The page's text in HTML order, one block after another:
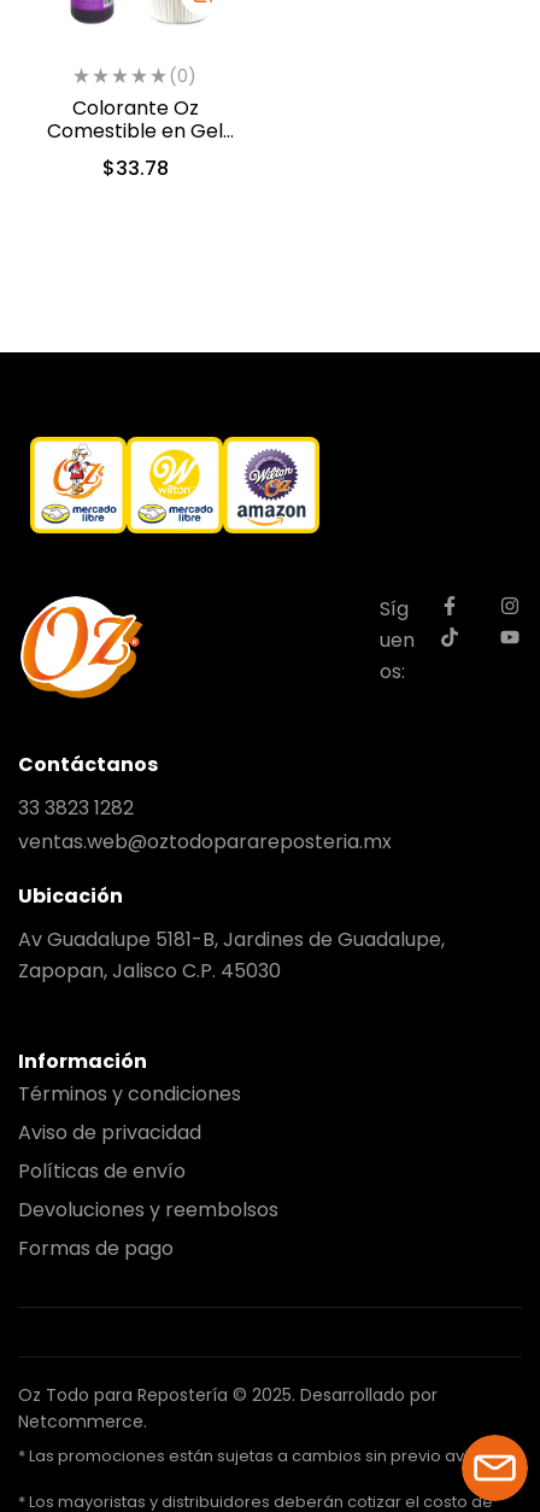
(0)
Colorante Oz
Comestible en Gel
Violeta 60ml (5312)
$33.78
Síg
uen
os:
Contáctanos
33 3823 1282
ventas.web@oztodoparareposteria.mx
Ubicación
Av Guadalupe 5181-B, Jardines de Guadalupe,
Zapopan, Jalisco C.P. 45030
Información
Términos y condiciones
Aviso de privacidad
Políticas de envío
Devoluciones y reembolsos
Formas de pago
Oz Todo para Repostería © 2025. Desarrollado por
Netcommerce.
* Las promociones están sujetas a cambios sin previo aviso.
* Los mayoristas y distribuidores deberán cotizar el costo de